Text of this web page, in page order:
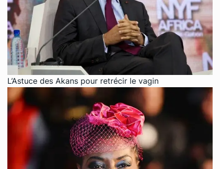
L’Astuce des Akans pour retrécir le vagin